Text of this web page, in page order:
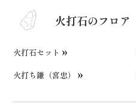
火打石のフロア
火打石セット
火打ち鎌（宮忠）